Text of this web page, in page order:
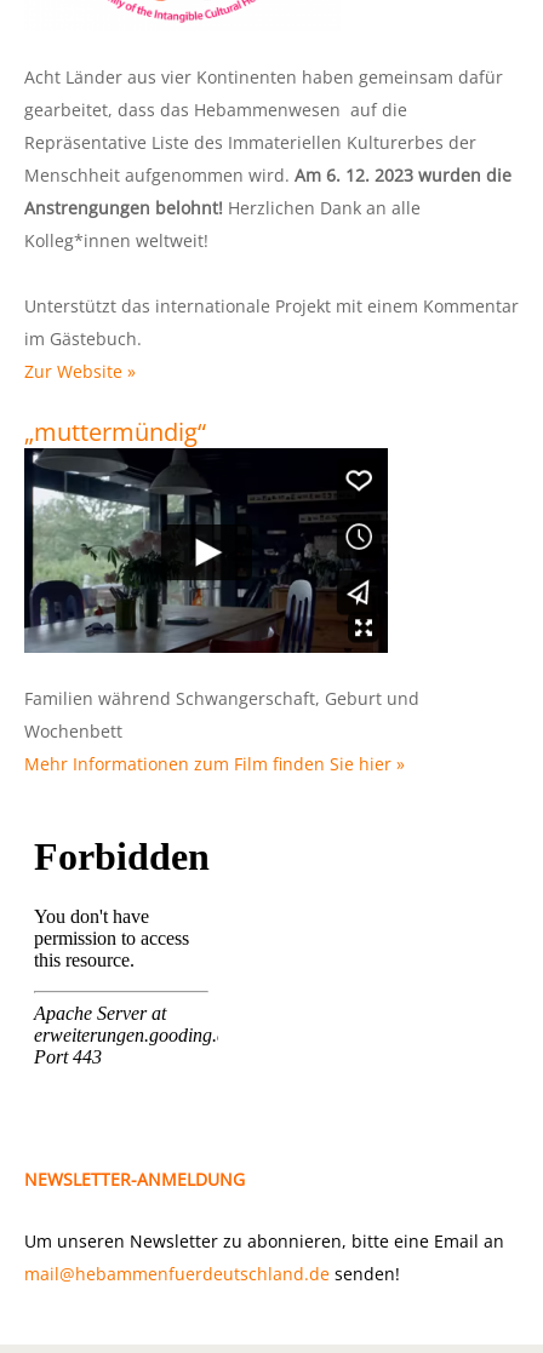
Acht Länder aus vier Kontinenten haben gemeinsam dafür
gearbeitet, dass das Hebammenwesen auf die
Repräsentative Liste des Immateriellen Kulturerbes der
Menschheit aufgenommen wird. Am 6. 12. 2023 wurden die
Anstrengungen belohnt! Herzlichen Dank an alle
Kolleg*innen weltweit!
Unterstützt das internationale Projekt mit einem Kommentar
im Gästebuch.
Zur Website »
„muttermündig“
Familien während Schwangerschaft, Geburt und
Wochenbett
Mehr Informationen zum Film finden Sie hier »
NEWSLETTER-ANMELDUNG
Um unseren Newsletter zu abonnieren, bitte eine Email an
mail@hebammenfuerdeutschland.de senden!